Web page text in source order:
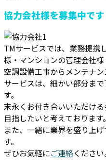
協力会社様を募集中です
TMサービスでは、業務提携
様・マンションの管理会社様
空調設備工事からメンテナ
サービスは、細かい部分ま
す。
末永くお付き合いいただけ
目指したいと考えております。
また、一緒に業界を盛り上
す。
ぜひお気軽にご連絡ください